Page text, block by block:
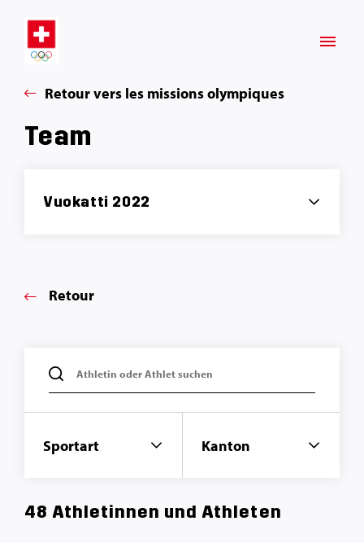
Retour vers les missions olympiques
Team
Vuokatti 2022
Retour
Athletin oder Athlet suchen
Sportart Kanton
48 Athletinnen und Athleten